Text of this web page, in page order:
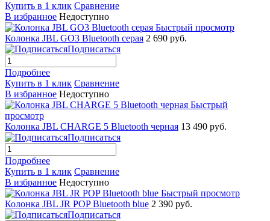
Купить в 1 клик Сравнение
В избранное Недоступно
Быстрый просмотр
Колонка JBL GO3 Bluetooth серая 2 690 руб.
Подписаться
Подробнее
Купить в 1 клик Сравнение
В избранное Недоступно
Быстрый
просмотр
Колонка JBL CHARGE 5 Bluetooth черная 13 490 руб.
Подписаться
Подробнее
Купить в 1 клик Сравнение
В избранное Недоступно
Быстрый просмотр
Колонка JBL JR POP Bluetooth blue 2 390 руб.
Подписаться